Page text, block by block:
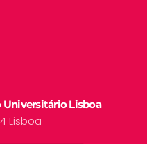
Universitário Lisboa
Lisboa